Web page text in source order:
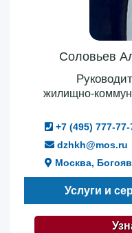
Соловьев
жилищно-
+7 (495) 777-77-
dzhkh@mos.ru
Москва,
Услуги и